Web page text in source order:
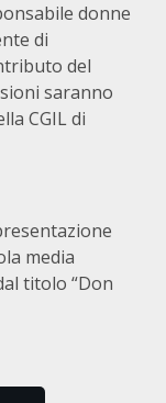
donne
di
del
saranno
CGIL di
media
titolo “Don